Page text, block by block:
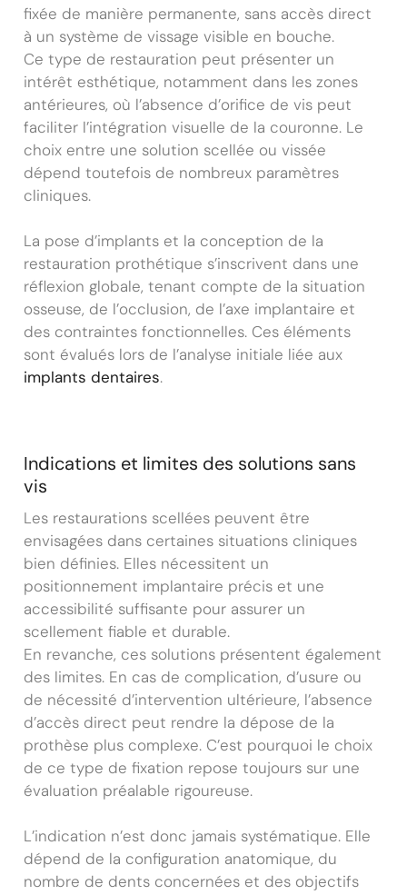
fixée de manière permanente, sans accès direct
à un système de vissage visible en bouche.
Ce type de restauration peut présenter un
intérêt esthétique, notamment dans les zones
antérieures, où l’absence d’orifice de vis peut
faciliter l’intégration visuelle de la couronne. Le
choix entre une solution scellée ou vissée
dépend toutefois de nombreux paramètres
cliniques.
La pose d’implants et la conception de la
restauration prothétique s’inscrivent dans une
réflexion globale, tenant compte de la situation
osseuse, de l’occlusion, de l’axe implantaire et
des contraintes fonctionnelles. Ces éléments
sont évalués lors de l’analyse initiale liée aux
implants dentaires.
Indications et limites des solutions sans
vis
Les restaurations scellées peuvent être
envisagées dans certaines situations cliniques
bien définies. Elles nécessitent un
positionnement implantaire précis et une
accessibilité suffisante pour assurer un
scellement fiable et durable.
En revanche, ces solutions présentent également
des limites. En cas de complication, d’usure ou
de nécessité d’intervention ultérieure, l’absence
d’accès direct peut rendre la dépose de la
prothèse plus complexe. C’est pourquoi le choix
de ce type de fixation repose toujours sur une
évaluation préalable rigoureuse.
L’indication n’est donc jamais systématique. Elle
dépend de la configuration anatomique, du
nombre de dents concernées et des objectifs